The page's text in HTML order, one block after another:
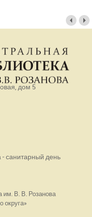
дом 5
санитарный день
им. В. В. Розанова
округа»